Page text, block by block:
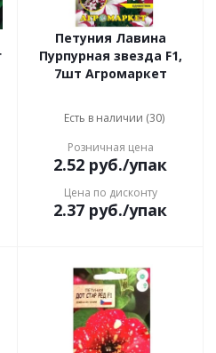
Петуния Лавина
Пурпурная звезда F1,
7шт Агромаркет
Есть в наличии (30)
Розничная цена
2.52 руб./упак
Цена по дисконту
2.37 руб./упак